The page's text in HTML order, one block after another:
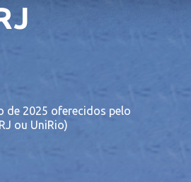
de 2025 oferecidos pelo
ou UniRio)